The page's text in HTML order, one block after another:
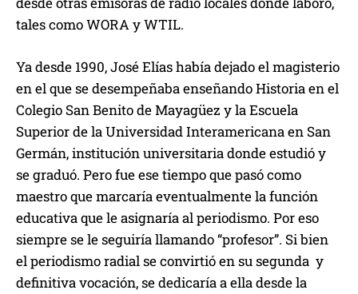
tales como WORA y WTIL.
Ya desde 1990, José Elías había dejado el magisterio
en el que se desempeñaba enseñando Historia en el
Colegio San Benito de Mayagüez y la Escuela
Superior de la Universidad Interamericana en San
Germán, institución universitaria donde estudió y
se graduó. Pero fue ese tiempo que pasó como
maestro que marcaría eventualmente la función
educativa que le asignaría al periodismo. Por eso
siempre se le seguiría llamando “profesor”. Si bien
el periodismo radial se convirtió en su segunda y
definitiva vocación, se dedicaría a ella desde la